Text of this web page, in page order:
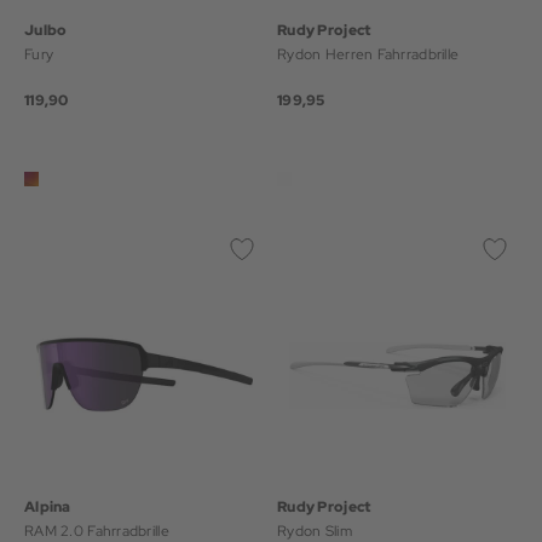
Julbo
Fury
119,90
Rudy Project
Rydon Herren Fahrradbrille
199,95
Alpina
RAM 2.0 Fahrradbrille
Rudy Project
Rydon Slim